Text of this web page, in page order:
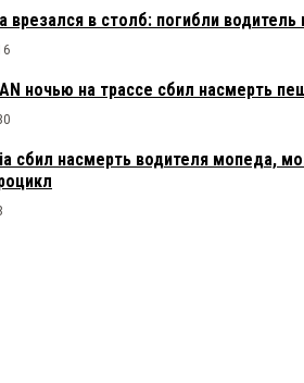
врезался в столб: погибли водитель
ночью на трассе сбил насмерть
сбил насмерть водителя мопеда,